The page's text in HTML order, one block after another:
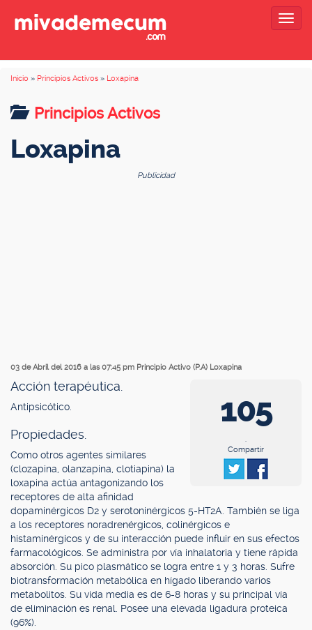
Inicio » Principios Activos » Loxapina
Principios Activos
Loxapina
Publicidad
03 de Abril del 2016 a las 07:45 pm Principio Activo (P.A) Loxapina
105
.
Compartir
Acción terapéutica.
Antipsicótico.
Propiedades.
Como otros agentes similares
(clozapina, olanzapina, clotiapina) la
loxapina actúa antagonizando los
receptores de alta afinidad
dopaminérgicos D2 y serotoninérgicos 5-HT2A. También se liga
a los receptores noradrenérgicos, colinérgicos e
histaminérgicos y de su interacción puede influir en sus efectos
farmacológicos. Se administra por vía inhalatoria y tiene rápida
absorción. Su pico plasmático se logra entre 1 y 3 horas. Sufre
biotransformación metabólica en hígado liberando varios
metabolitos. Su vida media es de 6-8 horas y su principal vía
de eliminación es renal. Posee una elevada ligadura proteica
(96%).